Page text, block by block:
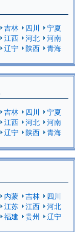
吉林 四川
宁夏
江西 河北
河南
辽宁 陕西
青海
吉林 四川
宁夏
江西 河北
河南
辽宁 陕西
青海
内蒙 吉林
四川
江苏 江西
河北
福建 贵州
辽宁